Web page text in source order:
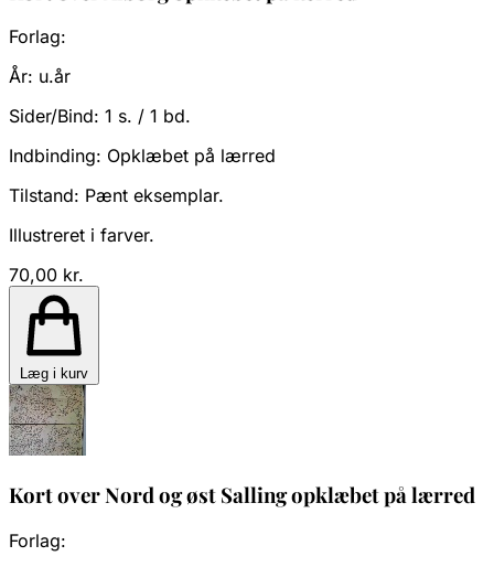
Forlag:
År: u.år
Sider/Bind: 1 s. / 1 bd.
Indbinding: Opklæbet på lærred
Tilstand: Pænt eksemplar.
Illustreret i farver.
70,00 kr.
Læg i kurv
Kort over Nord og øst Salling opklæbet på lærred
Forlag: